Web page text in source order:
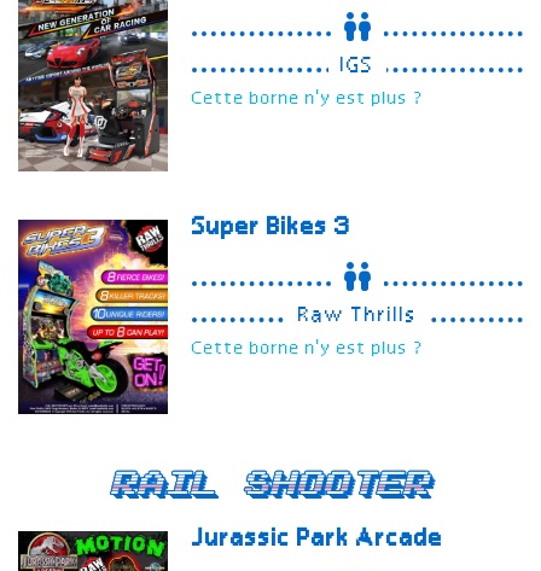
IGS
Cette borne n'y est plus ?
Super Bikes 3
Raw Thrills
Cette borne n'y est plus ?
Rail Shooter
Jurassic Park Arcade